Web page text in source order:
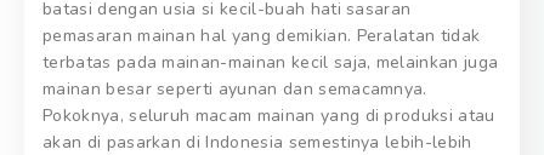
batasi dengan usia si kecil-buah hati sasaran
pemasaran mainan hal yang demikian. Peralatan tidak
terbatas pada mainan-mainan kecil saja, melainkan juga
mainan besar seperti ayunan dan semacamnya.
Pokoknya, seluruh macam mainan yang di produksi atau
akan di pasarkan di Indonesia semestinya lebih-lebih